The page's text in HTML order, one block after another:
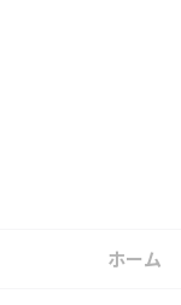
ホーム